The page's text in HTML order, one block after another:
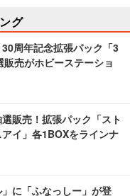
グ
周年記念拡張パック「3
売がホビーステーショ
販売！拡張パック「スト
イ」各1BOXをラインナ
」に「ふなっしー」が登